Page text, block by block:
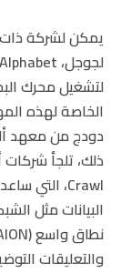
يمكن لشركة ذات
لتشغيل محرك
الخاصة لهذه
دودج من معهد
البيانات مثل
والتعليقات